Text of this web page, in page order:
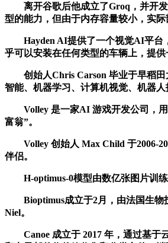
离开谷歌后他成立了Groq，并开发
型的能力，但由于内存容量较小，实
Hayden AI提供了一个视觉AI平台，
乎可以安装在任何类型的车辆上，提
创始人Chris Carson 毕业于早稻田
智能、机器学习、计算机视觉、机器
Volley 是一家AI 游戏开发公司，用
富翁”。
Volley 创始人 Max Child 于2006-
伴侣。
H-optimus-0模型由数亿张图片训练
Bioptimus成立于2月，由法国生物
Niel。
Canoe 成立于 2017 年，通过基于云